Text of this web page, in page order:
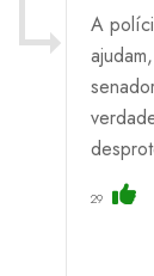
A
29